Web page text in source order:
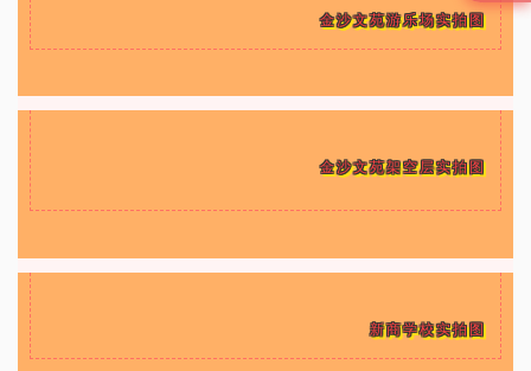
金沙文苑游乐场实拍图
金沙文苑架空层实拍图
新商学校实拍图